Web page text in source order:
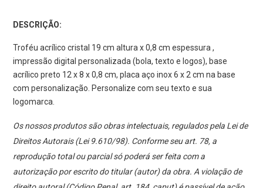
DESCRIÇÃO:
Troféu acrílico cristal 19 cm altura x 0,8 cm espessura ,
impressão digital personalizada (bola, texto e logos), base
acrílico preto 12 x 8 x 0,8 cm, placa aço inox 6 x 2 cm na base
com personalização. Personalize com seu texto e sua
logomarca.
Os nossos produtos são obras intelectuais, regulados pela Lei de
Direitos Autorais (Lei 9.610/98). Conforme seu art. 78, a
reprodução total ou parcial só poderá ser feita com a
autorização por escrito do titular (autor) da obra. A violação de